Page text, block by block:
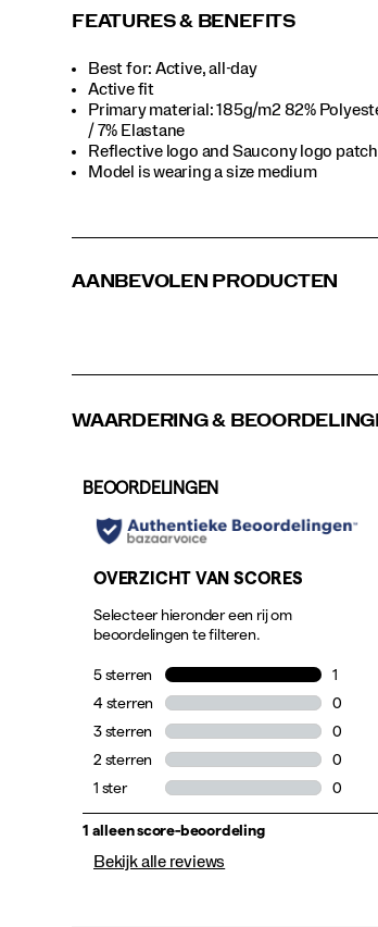
FEATURES & BENEFITS
Best for: Active, all-day
Active fit
Primary material: 185g/m2 82%
/ 7% Elastane
Reflective logo and Saucony logo patch
Model is wearing a size medium
AANBEVOLEN PRODUCTEN
WAARDERING &
Bekijk alle reviews